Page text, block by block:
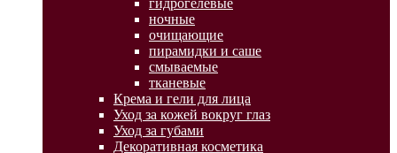
гидрогелевые
ночные
очищающие
пирамидки и саше
смываемые
тканевые
Крема и гели для лица
Уход за кожей вокруг глаз
Уход за губами
Декоративная косметика